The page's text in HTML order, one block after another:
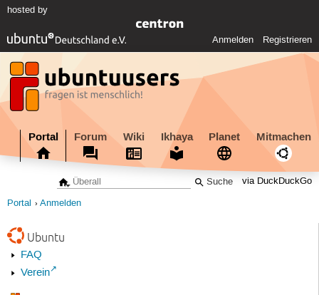
hosted by
Anmelden Registrieren
Portal Forum Wiki Ikhaya Planet Mitmachen
via DuckDuckGo
Portal Anmelden
Ubuntu
FAQ
Verein